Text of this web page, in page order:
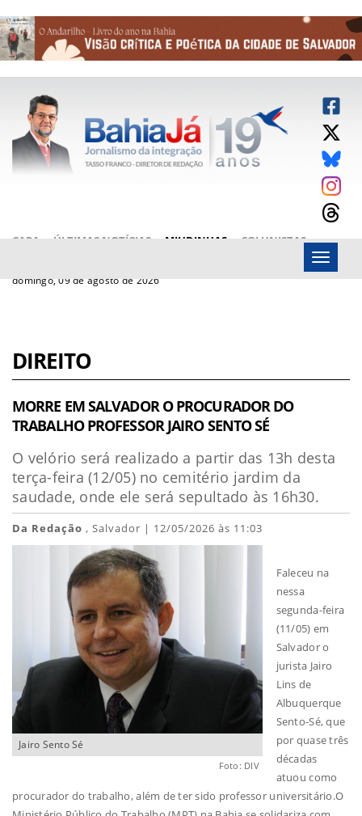
CAPA ÚLTIMAS NOTÍCIAS MIUDINHAS
COLUNISTAS
domingo, 09 de agosto de 2026
Menu
DIREITO
MORRE EM SALVADOR O PROCURADOR DO
TRABALHO PROFESSOR JAIRO SENTO SÉ
O velório será realizado a partir das 13h desta
terça-feira (12/05) no cemitério jardim da
saudade, onde ele será sepultado às 16h30.
Da Redação , Salvador | 12/05/2026 às 11:03
Jairo Sento Sé
Foto: DIV
Faleceu na
nessa
segunda-feira
(11/05) em
Salvador o
jurista Jairo
Lins de
Albuquerque
Sento-Sé, que
por quase três
décadas
atuou como
procurador do trabalho, além de ter sido professor universitário.O